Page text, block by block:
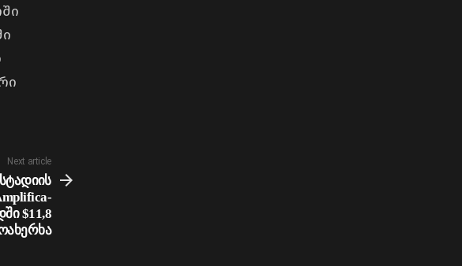
Next article
$11,8